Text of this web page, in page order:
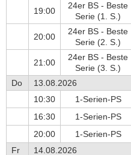
19:00
24er BS - Beste
Serie (1. S.)
20:00
24er BS - Beste
Serie (2. S.)
21:00
24er BS - Beste
Serie (3. S.)
Do
13.08.2026
10:30
1-Serien-PS
16:30
1-Serien-PS
20:00
1-Serien-PS
Fr
14.08.2026